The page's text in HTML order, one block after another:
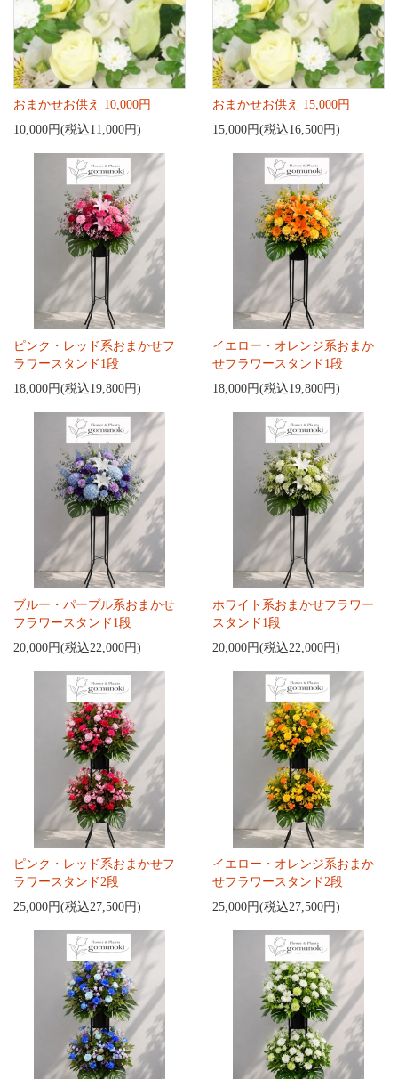
おまかせお供え 10,000円
10,000円(税込11,000円)
おまかせお供え 15,000円
15,000円(税込16,500円)
ピンク・レッド系おまかせフ
ラワースタンド1段
18,000円(税込19,800円)
イエロー・オレンジ系おまか
せフラワースタンド1段
18,000円(税込19,800円)
ブルー・パープル系おまかせ
フラワースタンド1段
20,000円(税込22,000円)
ホワイト系おまかせフラワー
スタンド1段
20,000円(税込22,000円)
ピンク・レッド系おまかせフ
ラワースタンド2段
25,000円(税込27,500円)
イエロー・オレンジ系おまか
せフラワースタンド2段
25,000円(税込27,500円)